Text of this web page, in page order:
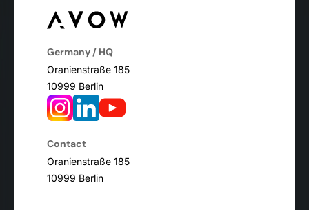
Germany / HQ
Oranienstraße 185
10999 Berlin
Contact
Oranienstraße 185
10999 Berlin